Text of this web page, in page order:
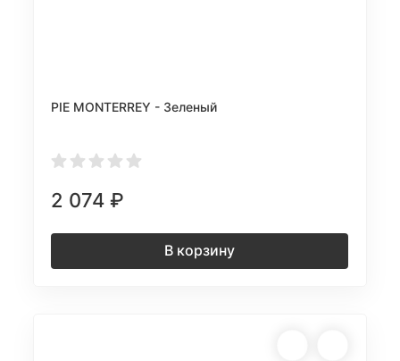
PIE MONTERREY - Зеленый
2 074₽
В корзину